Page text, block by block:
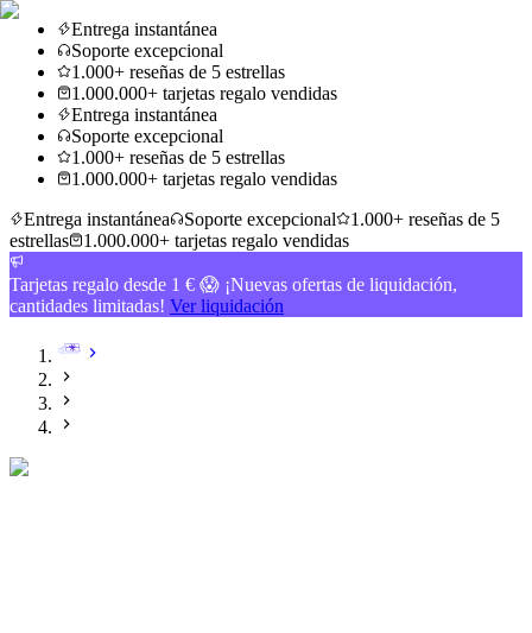
Entrega instantánea
Soporte excepcional
1.000+ reseñas de 5 estrellas
1.000.000+ tarjetas regalo vendidas
Entrega instantánea
Soporte excepcional
1.000+ reseñas de 5 estrellas
1.000.000+ tarjetas regalo vendidas
Entrega instantánea
Soporte excepcional
1.000+ reseñas de 5
estrellas
1.000.000+ tarjetas regalo vendidas
Tarjetas regalo desde 1 € 😱 ¡Nuevas ofertas de liquidación,
cantidades limitadas! Ver liquidación